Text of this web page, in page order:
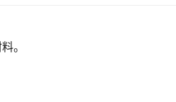
。